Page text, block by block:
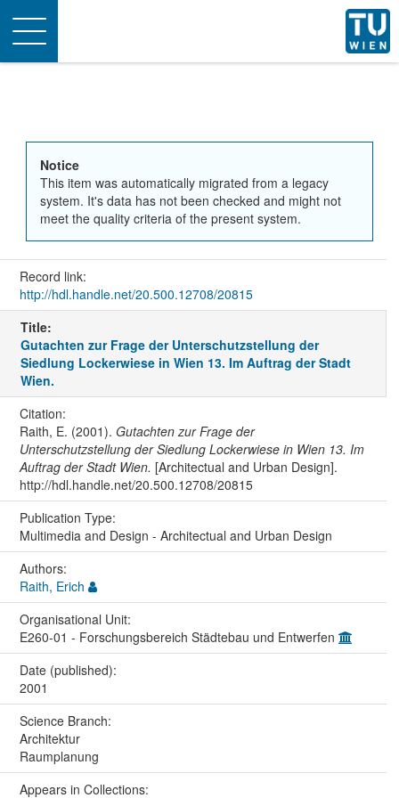
Toggle
navigation
Notice
This item was automatically migrated from a legacy
system. It's data has not been checked and might not
meet the quality criteria of the present system.
Record link:
http://hdl.handle.net/20.500.12708/20815
Title:
Gutachten zur Frage der Unterschutzstellung der
Siedlung Lockerwiese in Wien 13. Im Auftrag der Stadt
Wien.
Citation:
Raith, E. (2001). Gutachten zur Frage der
Unterschutzstellung der Siedlung Lockerwiese in Wien 13. Im
Auftrag der Stadt Wien. [Architectual and Urban Design].
http://hdl.handle.net/20.500.12708/20815
Publication Type:
Multimedia and Design - Architectual and Urban Design
Authors:
Raith, Erich
Organisational Unit:
E260-01 - Forschungsbereich Städtebau und Entwerfen
Date (published):
2001
Science Branch:
Architektur
Raumplanung
Appears in Collections: